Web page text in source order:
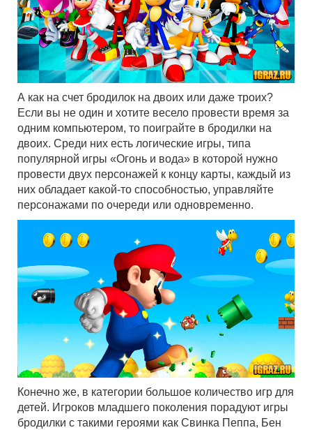
А как на счет бродилок на двоих или даже троих?
Если вы не один и хотите весело провести время за
одним компьютером, то поиграйте в бродилки на
двоих. Среди них есть логические игры, типа
популярной игры «Огонь и вода» в которой нужно
провести двух персонажей к концу карты, каждый из
них обладает какой-то способностью, управляйте
персонажами по очереди или одновременно.
Конечно же, в категории большое количество игр для
детей. Игроков младшего поколения порадуют игры
бродилки с такими героями как Свинка Пеппа, Бен